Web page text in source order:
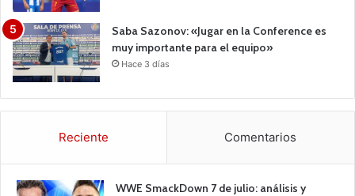
Saba Sazonov: «Jugar en la Conference es
muy importante para el equipo»
Hace 3 días
Reciente Comentarios
WWE SmackDown 7 de julio: análisis y